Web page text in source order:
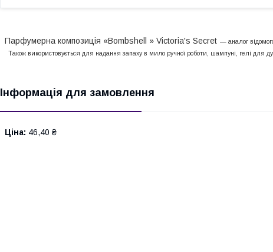
Парфумерна композиція «Bombshell » Victoria's Secret — аналог
Також використовується для надання запаху в мило ручної роботи, шампуні, гелі для
Інформація для замовлення
Ціна: 46,40 ₴